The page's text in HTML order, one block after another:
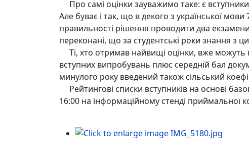
Про самі оцінки зауважимо таке: є
Але буває і так, що в декого з української мови
правильності рішення проводити два
переконані, що за студентські роки знання з
Ті, хто отримав найвищі оцінки, вже можуть
вступних випробувань плюс середній бал
минулого року введений також сільський
Рейтингові списки вступників на основі
16:00 на інформаційному стенді приймальної